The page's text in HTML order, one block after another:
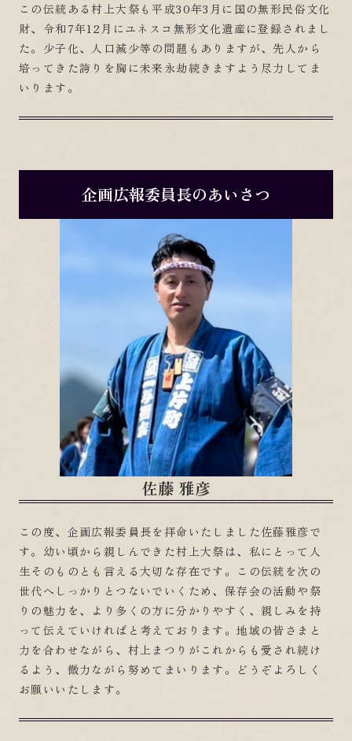
この伝統ある村上大祭も平成30年3月に国の無形民俗文化
財、令和7年12月にユネスコ無形文化遺産に登録されまし
た。少子化、人口減少等の問題もありますが、先人から
培ってきた誇りを胸に未来永劫続きますよう尽力してま
いります。
企画広報委員長のあいさつ
この度、企画広報委員長を拝命いたしました佐藤雅彦で
す。幼い頃から親しんできた村上大祭は、私にとって人
生そのものとも言える大切な存在です。この伝統を次の
世代へしっかりとつないでいくため、保存会の活動や祭
りの魅力を、より多くの方に分かりやすく、親しみを持
って伝えていければと考えております。地域の皆さまと
力を合わせながら、村上まつりがこれからも愛され続け
るよう、微力ながら努めてまいります。どうぞよろしく
お願いいたします。
佐藤 雅彦